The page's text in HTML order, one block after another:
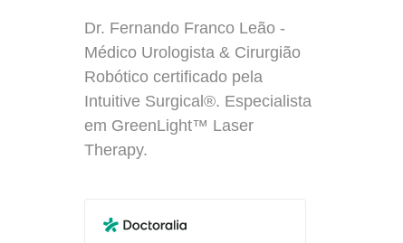
Dr. Fernando Franco Leão -
Médico Urologista & Cirurgião
Robótico certificado pela
Intuitive Surgical®. Especialista
em GreenLight™ Laser
Therapy.